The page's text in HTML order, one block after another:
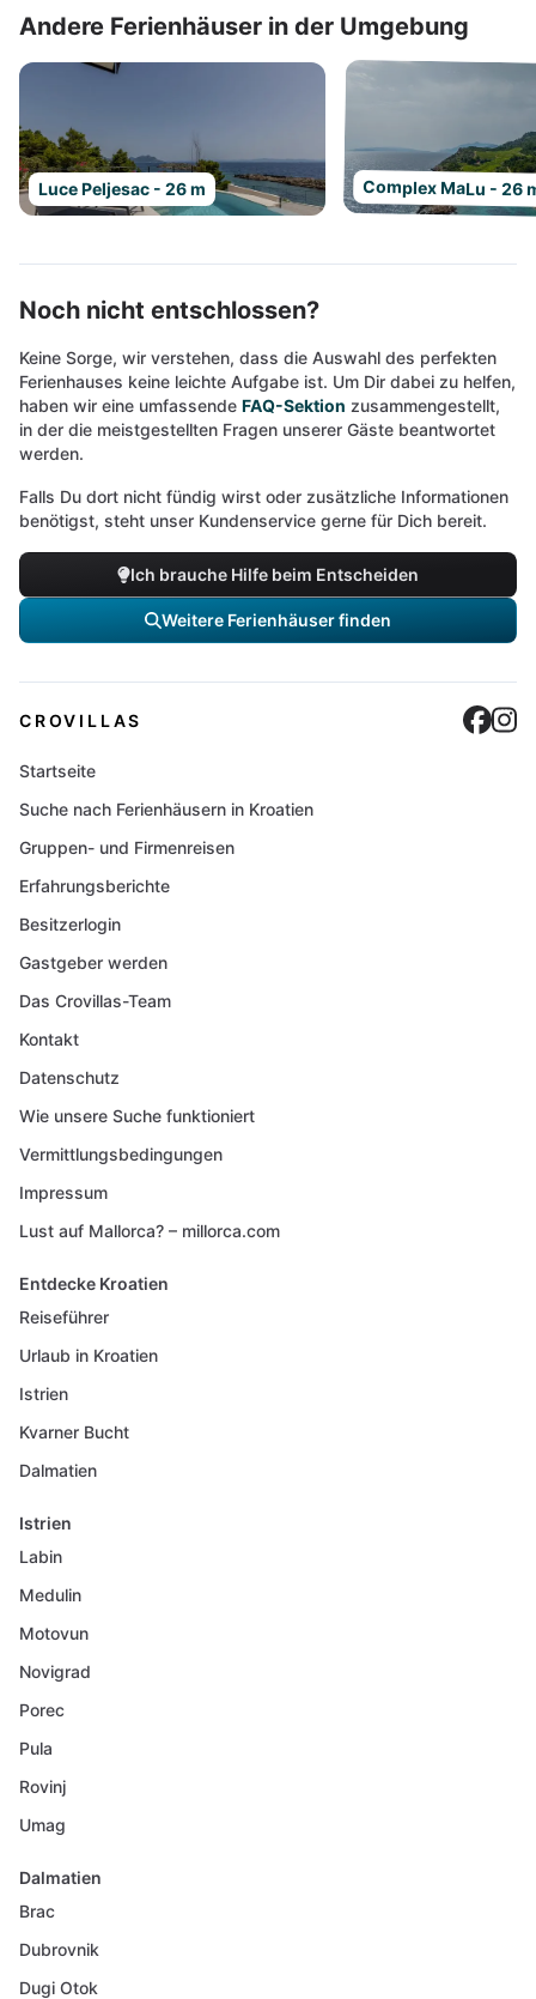
Andere Ferienhäuser in der Umgebung
Luce Peljesac - 26 m Complex MaLu - 26
Noch nicht entschlossen?
Keine Sorge, wir verstehen, dass die Auswahl des perfekten
Ferienhauses keine leichte Aufgabe ist. Um Dir dabei zu helfen,
haben wir eine umfassende FAQ-Sektion zusammengestellt,
in der die meistgestellten Fragen unserer Gäste beantwortet
werden.
Falls Du dort nicht fündig wirst oder zusätzliche Informationen
benötigst, steht unser Kundenservice gerne für Dich bereit.
Ich brauche Hilfe beim Entscheiden
Weitere Ferienhäuser finden
CROVILLAS
Startseite
Suche nach Ferienhäusern in Kroatien
Gruppen- und Firmenreisen
Erfahrungsberichte
Besitzerlogin
Gastgeber werden
Das Crovillas-Team
Kontakt
Datenschutz
Wie unsere Suche funktioniert
Vermittlungsbedingungen
Impressum
Lust auf Mallorca? – millorca.com
Entdecke Kroatien
Reiseführer
Urlaub in Kroatien
Istrien
Kvarner Bucht
Dalmatien
Istrien
Labin
Medulin
Motovun
Novigrad
Porec
Pula
Rovinj
Umag
Dalmatien
Brac
Dubrovnik
Dugi Otok